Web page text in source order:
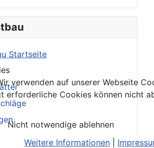
Startseite
verwenden auf unserer Webseite
erforderliche Cookies können nicht
Nicht notwendige ablehnen
Weitere Informationen